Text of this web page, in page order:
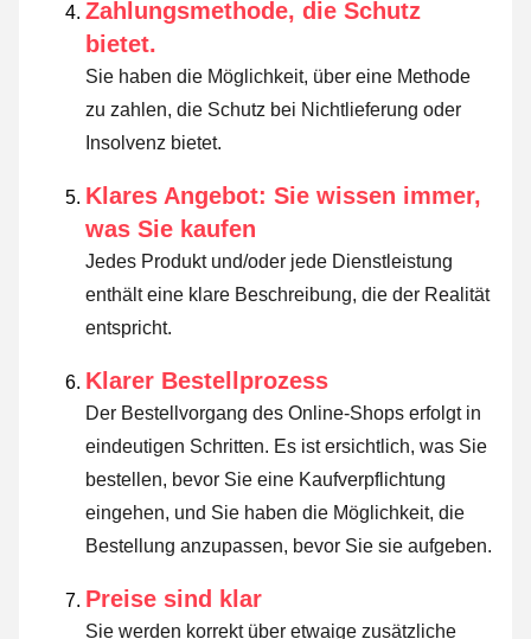
Zahlungsmethode, die Schutz
bietet.
Sie haben die Möglichkeit, über eine Methode
zu zahlen, die Schutz bei Nichtlieferung oder
Insolvenz bietet.
Klares Angebot: Sie wissen immer,
was Sie kaufen
Jedes Produkt und/oder jede Dienstleistung
enthält eine klare Beschreibung, die der Realität
entspricht.
Klarer Bestellprozess
Der Bestellvorgang des Online-Shops erfolgt in
eindeutigen Schritten. Es ist ersichtlich, was Sie
bestellen, bevor Sie eine Kaufverpflichtung
eingehen, und Sie haben die Möglichkeit, die
Bestellung anzupassen, bevor Sie sie aufgeben.
Preise sind klar
Sie werden korrekt über etwaige zusätzliche